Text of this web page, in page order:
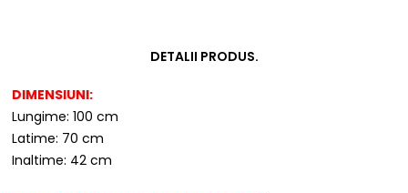
DETALII PRODUS.
DIMENSIUNI:
Lungime: 100 cm
Latime: 70 cm
Inaltime: 42 cm